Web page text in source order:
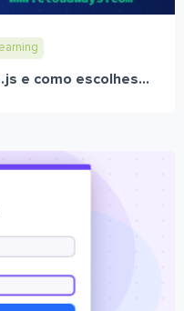
e como escolhes...